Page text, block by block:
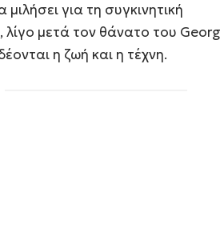
για τη συγκινητική
λίγο μετά τον θάνατο του Georg
η ζωή και η τέχνη.